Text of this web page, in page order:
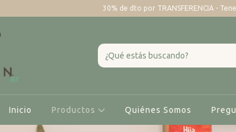
30% de dto por TRANSFERENCIA -
Inicio Productos Quiénes Somos